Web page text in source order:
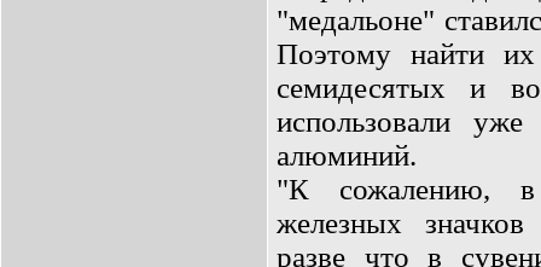
"медальоне"
Поэтому найти
семидесятых и
использовали
алюминий.
"К сожалению,
железных
разве что в